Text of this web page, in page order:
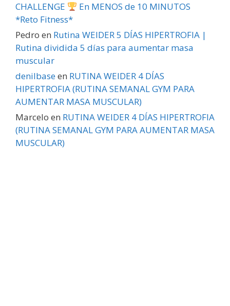
CHALLENGE
En MENOS de 10 MINUTOS
*Reto Fitness*
Pedro en Rutina WEIDER 5 DÍAS HIPERTROFIA |
Rutina dividida 5 días para aumentar masa
muscular
denilbaseen RUTINA WEIDER 4 DÍAS
HIPERTROFIA (RUTINA SEMANAL GYM PARA
AUMENTAR MASA MUSCULAR)
Marcelo en RUTINA WEIDER 4 DÍAS HIPERTROFIA
(RUTINA SEMANAL GYM PARA AUMENTAR MASA
MUSCULAR)